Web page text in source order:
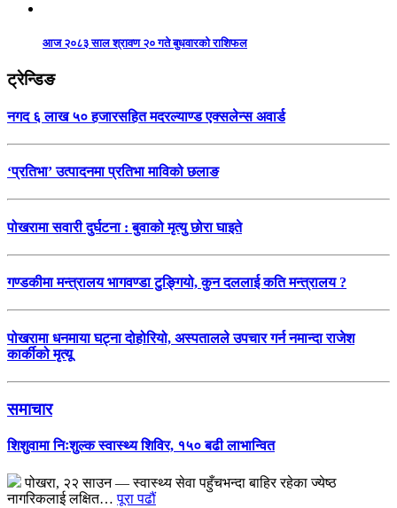
आज २०८३ साल श्रावण २० गते बुधवारको राशिफल
ट्रेन्डिङ
नगद ६ लाख ५० हजारसहित मदरल्याण्ड एक्सलेन्स अवार्ड
‘प्रतिभा’ उत्पादनमा प्रतिभा माविको छलाङ
पोखरामा सवारी दुर्घटना : बुवाको मृत्यु छोरा घाइते
गण्डकीमा मन्त्रालय भागवण्डा टुङ्गियो, कुन दललाई कति मन्त्रालय ?
पोखरामा धनमाया घट्ना दोहोरियो, अस्पतालले उपचार गर्न नमान्दा राजेश
कार्कीको मृत्यू
समाचार
शिशुवामा निःशुल्क स्वास्थ्य शिविर, १५० बढी लाभान्वित
पोखरा, २२ साउन — स्वास्थ्य सेवा पहुँचभन्दा बाहिर रहेका ज्येष्ठ
नागरिकलाई लक्षित…पूरा पढौं